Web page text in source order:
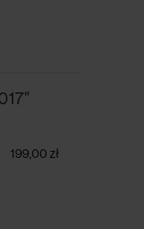
199,00 zł